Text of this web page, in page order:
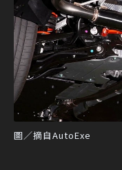
圖／摘自AutoExe